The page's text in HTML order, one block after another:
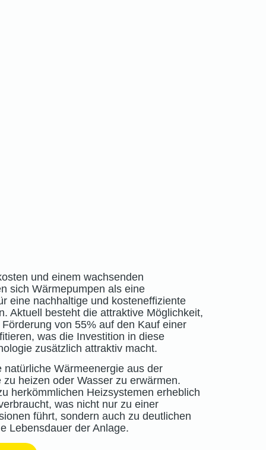
und einem wachsenden
sich Wärmepumpen als eine
eine nachhaltige und kosteneffiziente
Aktuell besteht die attraktive Möglichkeit,
von 55% auf den Kauf einer
was die Investition in diese
zusätzlich attraktiv macht.
Wärmeenergie aus der
heizen oder Wasser zu erwärmen.
herkömmlichen Heizsystemen erheblich
was nicht nur zu einer
führt, sondern auch zu deutlichen
Lebensdauer der Anlage.